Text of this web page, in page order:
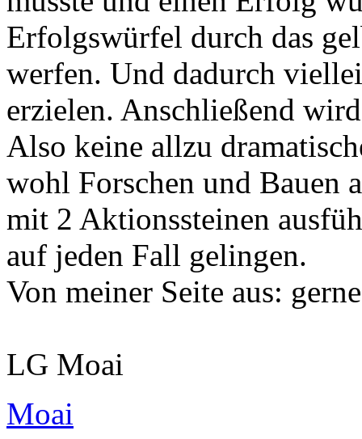
Erfolgswürfel durch das
werfen. Und dadurch
erzielen. Anschließend
Also keine allzu
wohl Forschen und Bauen
mit 2 Aktionssteinen
auf jeden Fall gelingen.
Von meiner Seite aus:
LG Moai
Moai